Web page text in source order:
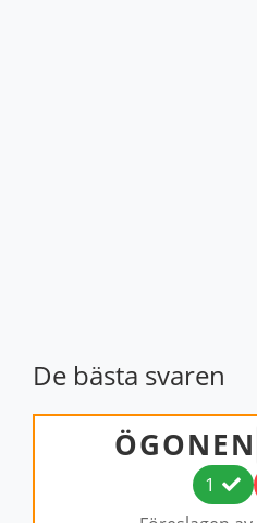
De bästa svaren
ÖGONEN
1